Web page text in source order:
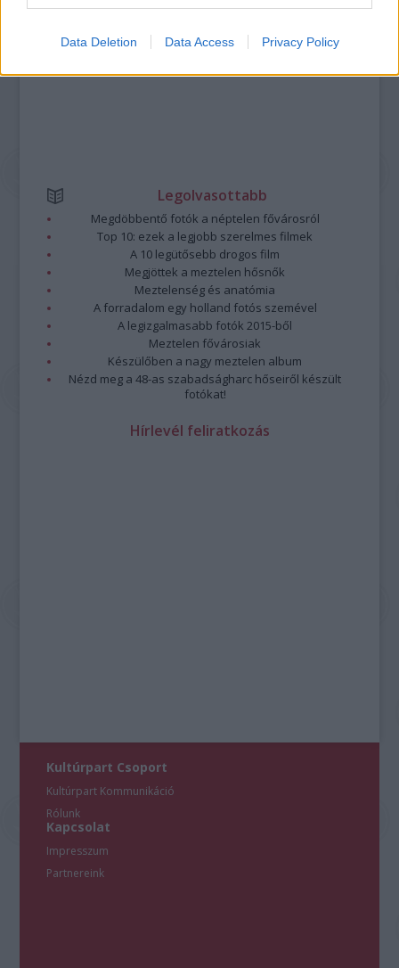
Data Deletion Data Access Privacy Policy
Részletek a
Felhasználási feltételekben és az adatvédelmi tájékoztatóban.
Legolvasottabb
Megdöbbentő fotók a néptelen fővárosról
Top 10: ezek a legjobb szerelmes filmek
A 10 legütősebb drogos film
Megjöttek a meztelen hősnők
Meztelenség és anatómia
A forradalom egy holland fotós szemével
A legizgalmasabb fotók 2015-ből
Meztelen fővárosiak
Készülőben a nagy meztelen album
Nézd meg a 48-as szabadságharc hőseiről készült
fotókat!
Hírlevél feliratkozás
Kultúrpart Csoport
Kultúrpart Kommunikáció
Rólunk
Kapcsolat
Impresszum
Partnereink